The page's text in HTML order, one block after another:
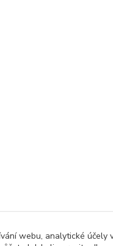
webu, analytické účely